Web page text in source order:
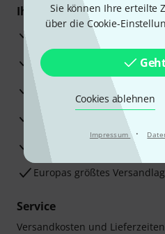
Sie können Ihre erteilte
über die Cookie-
Cookies ablehnen
Impressum ·
Ihre Vorteile
3 Jahre Thomann Garantie
30 Tage Money-Back-
Beratung durch
Zufriedenheitsgarantie
Europas größtes
Service
Versandkosten und Lieferzeiten